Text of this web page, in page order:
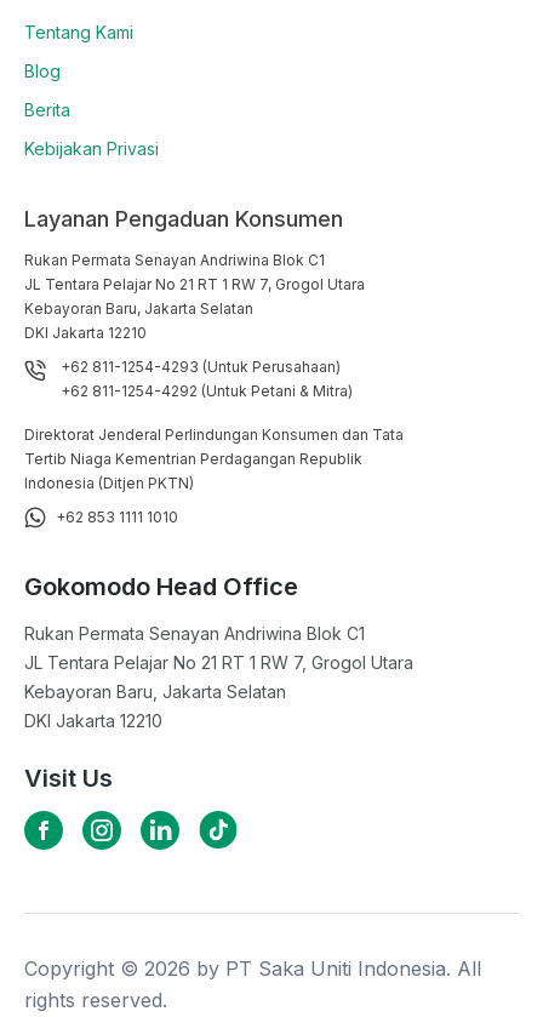
Tentang Kami
Blog
Berita
Kebijakan Privasi
Layanan Pengaduan Konsumen
Rukan Permata Senayan Andriwina Blok C1
JL Tentara Pelajar No 21 RT 1 RW 7, Grogol Utara
Kebayoran Baru, Jakarta Selatan
DKI Jakarta 12210
+62 811-1254-4293 (Untuk Perusahaan)
+62 811-1254-4292 (Untuk Petani & Mitra)
Direktorat Jenderal Perlindungan Konsumen dan Tata
Tertib Niaga Kementrian Perdagangan Republik
Indonesia (Ditjen PKTN)
+62 853 1111 1010
Gokomodo Head Office
Rukan Permata Senayan Andriwina Blok C1
JL Tentara Pelajar No 21 RT 1 RW 7, Grogol Utara
Kebayoran Baru, Jakarta Selatan
DKI Jakarta 12210
Visit Us
Copyright © 2026 by PT Saka Uniti Indonesia. All
rights reserved.